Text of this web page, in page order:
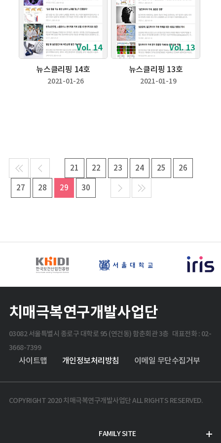
Vol. 14
뉴스클리핑 14호
2021-01-26
Vol. 13
뉴스클리핑 13호
2021-01-19
21 22 23 24 25 26
27 28 29 30
치매극복연구개발사업단
03082 서울특별시 종로구 대학로 95 (연건동) 함춘회관 3층 대표전화 : 02-
3668-7399
사이트맵 개인정보처리방침 이메일 무단수집거부
COPYRIGHT 2020 치매극복연구개발사업단 ALL RIGHTS RESERVED.
FAMILY SITE